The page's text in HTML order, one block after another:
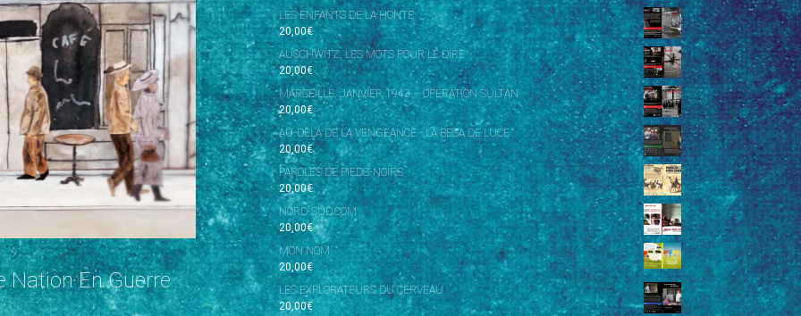
Nation En Guerre
LES ENFANTS DE LA HONTE
20,00€
AUSCHWITZ, LES MOTS POUR LE DIRE
20,00€
MARSEILLE, JANVIER 1943 – OPÉRATION SULTAN
20,00€
AU-DELÀ DE LA VENGEANCE - LA BESA DE LUCE
20,00€
PAROLES DE PIEDS-NOIRS
20,00€
NORD-SUD.COM
20,00€
MON NOM
20,00€
LES EXPLORATEURS DU CERVEAU
20,00€